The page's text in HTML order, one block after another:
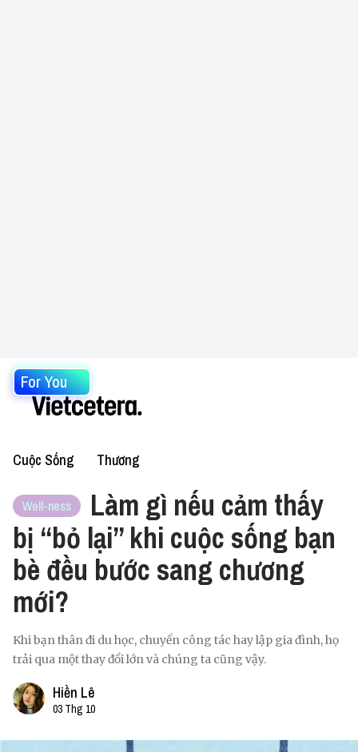
For You
Cuộc Sống Thương
Well-ness
Làm gì nếu cảm thấy
bị “bỏ lại” khi cuộc sống bạn
bè đều bước sang chương
mới?
Khi bạn thân đi du học, chuyển công tác hay lập gia đình, họ
trải qua một thay đổi lớn và chúng ta cũng vậy.
Hiền Lê
03 Thg 10